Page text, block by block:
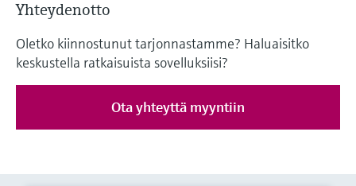
Yhteydenotto
Oletko kiinnostunut tarjonnastamme? Haluaisitko
keskustella ratkaisuista sovelluksiisi?
Ota yhteyttä myyntiin